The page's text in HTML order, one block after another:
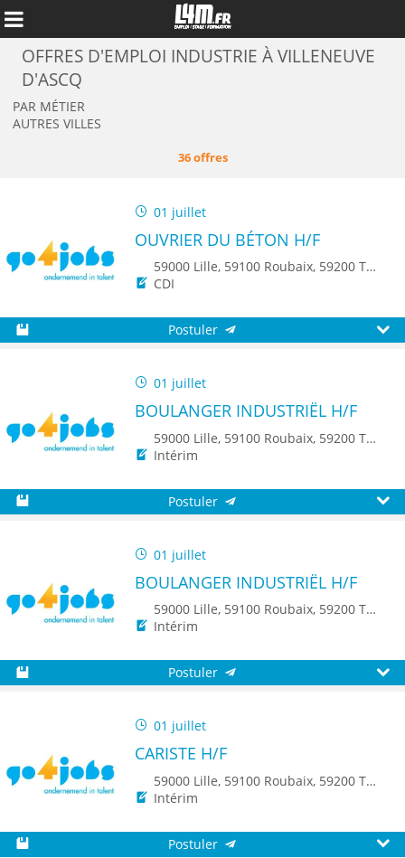
OFFRES D'EMPLOI INDUSTRIE À VILLENEUVE
D'ASCQ
PAR MÉTIER
AUTRES VILLES
36 offres
01 juillet
OUVRIER DU BÉTON H/F
59000 Lille, 59100 Roubaix, 59200 Tourcoing, 59650 Villeneuve d'Ascq, 59150 Wattrelos, 59510 Hem, 59223 Roncq, 59560 Comines, 59520 Marquette-lez-Lille, 59960 Neuville-en-Ferrain
CDI
Postuler
01 juillet
BOULANGER INDUSTRIËL H/F
59000 Lille, 59100 Roubaix, 59200 Tourcoing, 59140 Dunkerque, 59650 Villeneuve d'Ascq, 59500 Douai, 59150 Wattrelos, 59370 Mons-en-Baroeul, 59250 Halluin, 59290 Wasquehal, 59270 Bailleul, 59223 Roncq, 59390 Toufflers, 8500 Kortrijk
Intérim
Postuler
01 juillet
BOULANGER INDUSTRIËL H/F
59000 Lille, 59100 Roubaix, 59200 Tourcoing, 59140 Dunkerque, 59650 Villeneuve d'Ascq, 59500 Douai, 59150 Wattrelos, 59370 Mons-en-Baroeul, 59250 Halluin, 59290 Wasquehal, 59270 Bailleul, 59223 Roncq, 59390 Toufflers, 8500 Kortrijk
Intérim
Postuler
01 juillet
CARISTE H/F
59000 Lille, 59100 Roubaix, 59200 Tourcoing, 59140 Dunkerque, 59650 Villeneuve d'Ascq, 59500 Douai, 59150 Wattrelos, 59370 Mons-en-Baroeul, 59250 Halluin, 59290 Wasquehal, 59270 Bailleul, 59223 Roncq, 59390 Toufflers, 8500 Kortrijk, 7700 Mouscron
Intérim
Postuler